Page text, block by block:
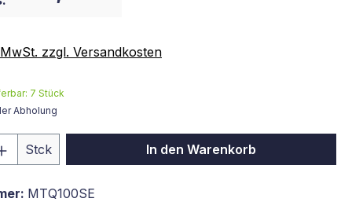
zzgl. Versandkosten
7 Stück
Abholung
Anzahl: Gib den gewünschten Wert
Stck In den Warenkorb
MTQ100SE